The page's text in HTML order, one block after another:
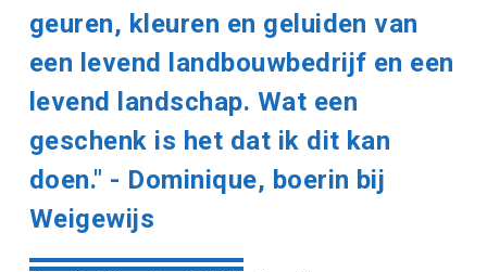
geuren, kleuren en geluiden van
een levend landbouwbedrijf en een
levend landschap. Wat een
geschenk is het dat ik dit kan
doen." - Dominique, boerin bij
Weigewijs